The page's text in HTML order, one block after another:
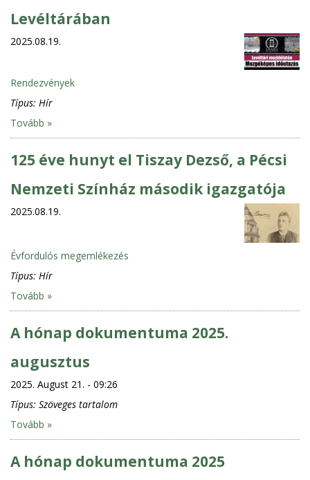
Levéltárában
2025.08.19.
Rendezvények
Típus: Hír
Tovább »
125 éve hunyt el Tiszay Dezső, a Pécsi
Nemzeti Színház második igazgatója
2025.08.19.
Évfordulós megemlékezés
Típus: Hír
Tovább »
A hónap dokumentuma 2025.
augusztus
2025. August 21. - 09:26
Típus: Szöveges tartalom
Tovább »
A hónap dokumentuma 2025